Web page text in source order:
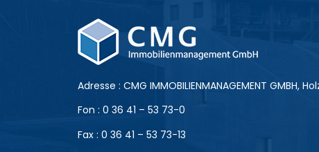
Adresse : CMG IMMOBILIENMANAGEMENT GMBH,
Fon : 0 36 41 – 53 73-0
Fax : 0 36 41 – 53 73-13